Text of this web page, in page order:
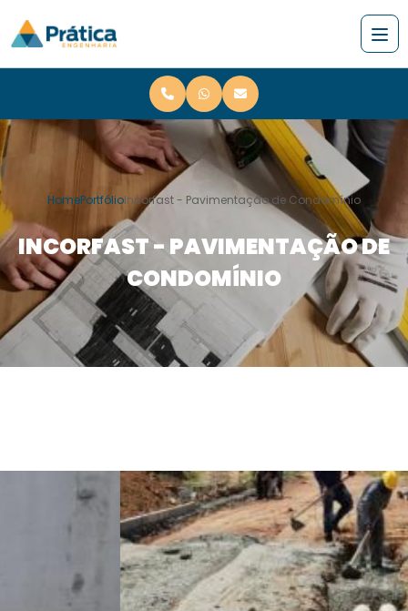
HomePortfólioIncorfast - Pavimentação de Condomínio
INCORFAST - PAVIMENTAÇÃO DE
CONDOMÍNIO